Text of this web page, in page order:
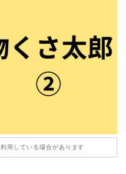
用している場合があります